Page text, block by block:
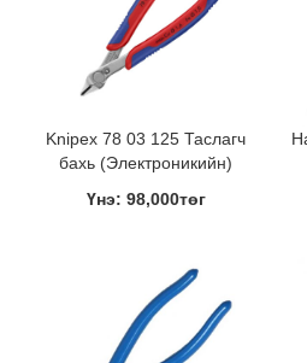
Knipex 78 03 125 Таслагч
бахь (Электроникийн)
Үнэ: 98,000төг